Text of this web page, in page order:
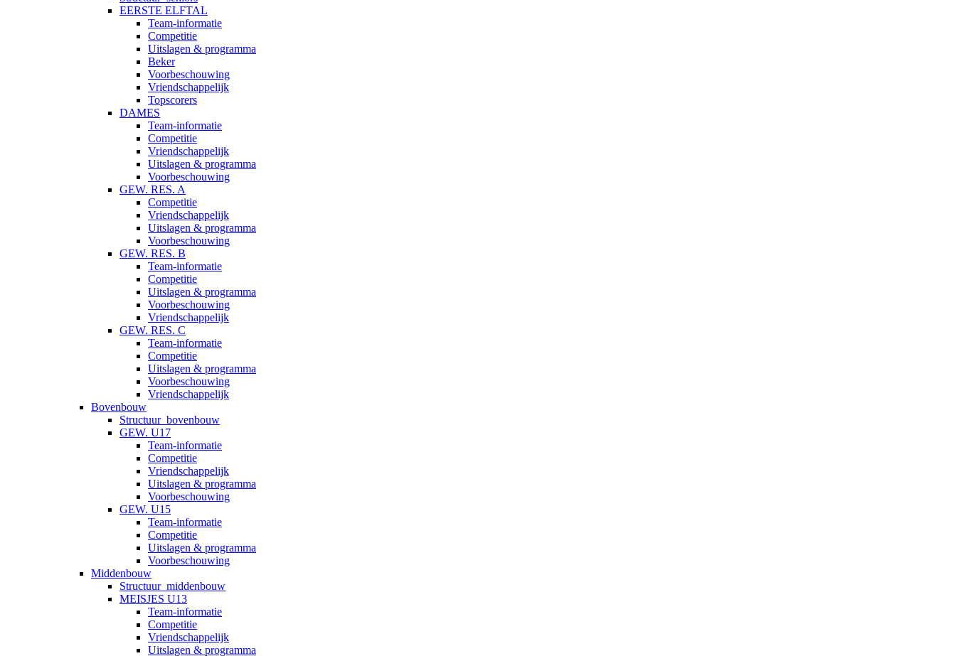
EERSTE ELFTAL
Team-informatie
Competitie
Uitslagen & programma
Beker
Voorbeschouwing
Vriendschappelijk
Topscorers
DAMES
Team-informatie
Competitie
Vriendschappelijk
Uitslagen & programma
Voorbeschouwing
GEW. RES. A
Competitie
Vriendschappelijk
Uitslagen & programma
Voorbeschouwing
GEW. RES. B
Team-informatie
Competitie
Uitslagen & programma
Voorbeschouwing
Vriendschappelijk
GEW. RES. C
Team-informatie
Competitie
Uitslagen & programma
Voorbeschouwing
Vriendschappelijk
Bovenbouw
Structuur_bovenbouw
GEW. U17
Team-informatie
Competitie
Vriendschappelijk
Uitslagen & programma
Voorbeschouwing
GEW. U15
Team-informatie
Competitie
Uitslagen & programma
Voorbeschouwing
Middenbouw
Structuur_middenbouw
MEISJES U13
Team-informatie
Competitie
Vriendschappelijk
Uitslagen & programma